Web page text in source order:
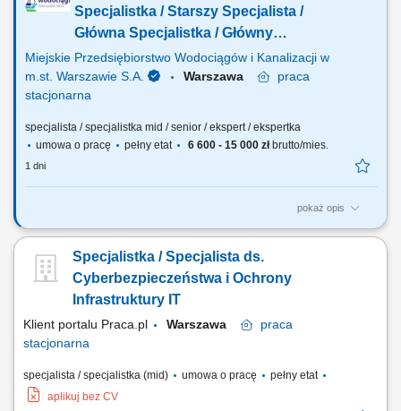
prowadzonych spraw, Współpraca z organami administracji publicznej
(rządowej i samorządowej)...
Specjalistka / Starszy Specjalista /
Główna Specjalistka / Główny
Specjalista – Operatorka – Operator
Bezzałogowych Statków Powietrznych
(BSP) (k/m/n)
Miejskie Przedsiębiorstwo Wodociągów i Kanalizacji w
m.st. Warszawie S.A.
Warszawa
praca
stacjonarna
specjalista / specjalistka mid / senior / ekspert / ekspertka
umowa o pracę
pełny etat 6 600 - 15 000 złbrutto/mies.
1 dni
pokaż opis
Jakie będą Twoje obowiązki? wykonywanie operacji VLOS/BVLOS;
przygotowywanie lotów pod względem formalnym i prawnym;
utrzymywanie sprzętu w stałej zdatności do lotu; nadzorowanie i
kontrola prawidłowej realizacji usługi w zakresie...
Specjalistka / Specjalista ds.
Cyberbezpieczeństwa i Ochrony
Infrastruktury IT
Klient portalu Praca.pl Warszawa
praca
stacjonarna
specjalista / specjalistka (mid) umowa o pracę
pełny etat
aplikuj bez CV